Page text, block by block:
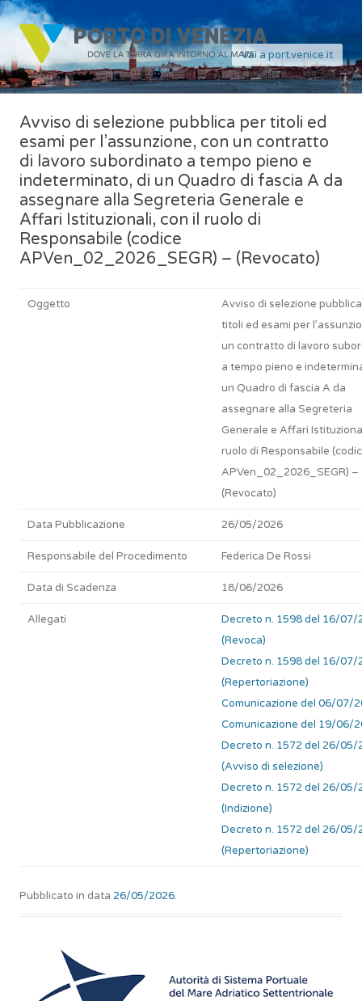
Vai a port.venice.it
Avviso di selezione pubblica per titoli ed
esami per l’assunzione, con un contratto
di lavoro subordinato a tempo pieno e
indeterminato, di un Quadro di fascia A da
assegnare alla Segreteria Generale e
Affari Istituzionali, con il ruolo di
Responsabile (codice
APVen_02_2026_SEGR) – (Revocato)
Oggetto
Avviso di selezione
titoli ed esami per
un contratto di lavoro
a tempo pieno e
un Quadro di fascia A da
assegnare alla Segreteria
Generale e Affari
ruolo di Responsabile
APVen_02_2026_SEGR) –
(Revocato)
Data Pubblicazione 26/05/2026
Responsabile del Procedimento Federica De Rossi
Data di Scadenza 18/06/2026
Allegati
Decreto n. 1598 del 16/07/
(Revoca)
Decreto n. 1598 del 16/07/
(Repertoriazione)
Comunicazione del 06/07/
Comunicazione del 19/06/
Decreto n. 1572 del 26/05/
(Avviso di selezione)
Decreto n. 1572 del 26/05/
(Indizione)
Decreto n. 1572 del 26/05/
(Repertoriazione)
Pubblicato in data 26/05/2026.